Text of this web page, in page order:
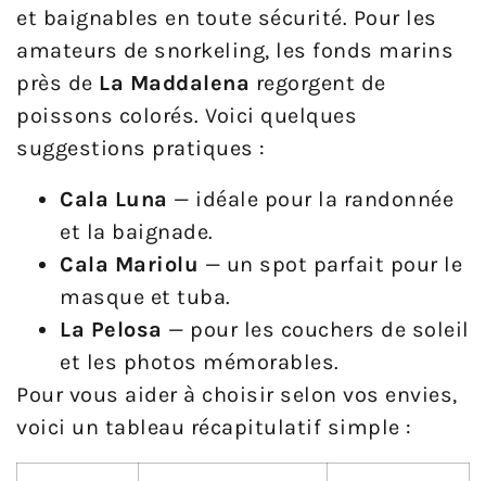
et baignables en toute sécurité. Pour les
amateurs de snorkeling, les fonds marins
près de La Maddalena regorgent de
poissons colorés. Voici quelques
suggestions pratiques :
Cala Luna — idéale pour la randonnée
et la baignade.
Cala Mariolu — un spot parfait pour le
masque et tuba.
La Pelosa — pour les couchers de soleil
et les photos mémorables.
Pour vous aider à choisir selon vos envies,
voici un tableau récapitulatif simple :